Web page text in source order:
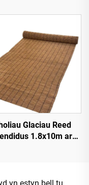
Gwrthsefyll Tân
Glaciau Reed
1.8x10m ar